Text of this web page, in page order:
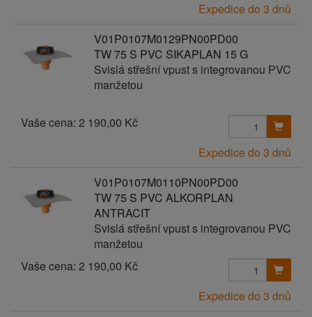
Expedice do 3 dnů
V01P0107M0129PN00PD00
TW 75 S PVC SIKAPLAN 15 G
Svislá střešní vpust s integrovanou PVC
manžetou
Vaše cena: 2 190,00 Kč
Expedice do 3 dnů
V01P0107M0110PN00PD00
TW 75 S PVC ALKORPLAN
ANTRACIT
Svislá střešní vpust s integrovanou PVC
manžetou
Vaše cena: 2 190,00 Kč
Expedice do 3 dnů